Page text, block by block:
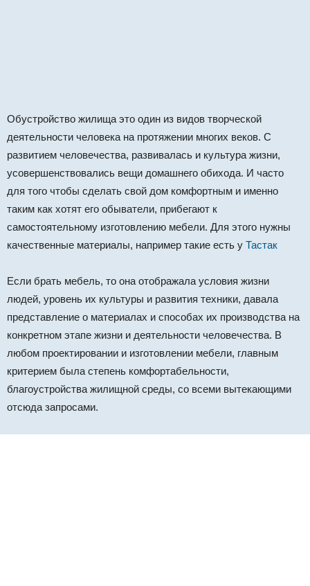
Обустройство жилища это один из видов творческой
деятельности человека на протяжении многих веков. С
развитием человечества, развивалась и культура жизни,
усовершенствовались вещи домашнего обихода. И часто
для того чтобы сделать свой дом комфортным и именно
таким как хотят его обыватели, прибегают к
самостоятельному изготовлению мебели. Для этого нужны
качественные материалы, например такие есть у Тастак
Если брать мебель, то она отображала условия жизни
людей, уровень их культуры и развития техники, давала
представление о материалах и способах их производства на
конкретном этапе жизни и деятельности человечества. В
любом проектировании и изготовлении мебели, главным
критерием была степень комфортабельности,
благоустройства жилищной среды, со всеми вытекающими
отсюда запросами.